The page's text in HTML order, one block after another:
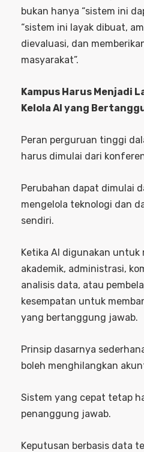
bukan hanya “sistem ini
“sistem ini layak dibuat,
dievaluasi, dan
masyarakat”.
Kampus Harus Menjadi
Kelola AI yang
Peran perguruan tinggi
harus dimulai dari
Perubahan dapat dimulai
mengelola teknologi dan
sendiri.
Ketika AI digunakan
akademik, administrasi,
analisis data, atau
kesempatan untuk
yang bertanggung jawab.
Prinsip dasarnya
boleh menghilangkan
Sistem yang cepat tetap
penanggung jawab.
Keputusan berbasis data